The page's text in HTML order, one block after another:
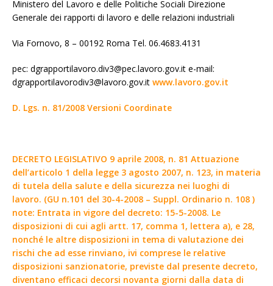
Ministero del Lavoro e delle Politiche Sociali Direzione
Generale dei rapporti di lavoro e delle relazioni industriali
Via Fornovo, 8 – 00192 Roma Tel. 06.4683.4131
pec: dgrapportilavoro.div3@pec.lavoro.gov.it e-mail:
dgrapportilavorodiv3@lavoro.gov.it www.lavoro.gov.it
D. Lgs. n. 81/2008 Versioni Coordinate
DECRETO LEGISLATIVO 9 aprile 2008, n. 81 Attuazione
dell’articolo 1 della legge 3 agosto 2007, n. 123, in materia
di tutela della salute e della sicurezza nei luoghi di
lavoro. (GU n.101 del 30-4-2008 – Suppl. Ordinario n. 108 )
note: Entrata in vigore del decreto: 15-5-2008. Le
disposizioni di cui agli artt. 17, comma 1, lettera a), e 28,
nonché le altre disposizioni in tema di valutazione dei
rischi che ad esse rinviano, ivi comprese le relative
disposizioni sanzionatorie, previste dal presente decreto,
diventano efficaci decorsi novanta giorni dalla data di